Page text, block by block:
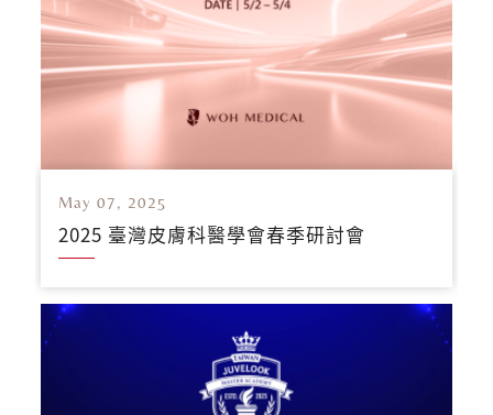
May 07, 2025
2025 臺灣皮膚科醫學會春季研討會